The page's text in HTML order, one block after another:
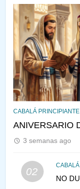
CABALÁ PRINCIPIANTE
ANIVERSARIO
3 semanas ago
02
NO
144
145
146